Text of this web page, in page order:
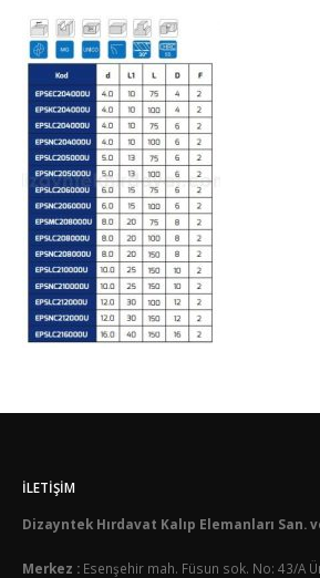
İLETIŞIM
Dizayntek Hırdavat Kalıp Elemanları San.
Merkez : Esenşehir mah. Füsun sok. No: 43/A